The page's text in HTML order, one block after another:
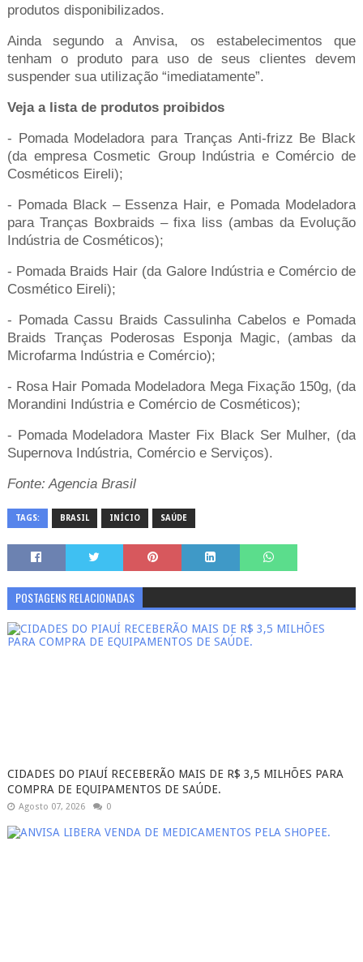
produtos disponibilizados.
Ainda segundo a Anvisa, os estabelecimentos que
tenham o produto para uso de seus clientes devem
suspender sua utilização “imediatamente”.
Veja a lista de produtos proibidos
- Pomada Modeladora para Tranças Anti-frizz Be Black
(da empresa Cosmetic Group Indústria e Comércio de
Cosméticos Eireli);
- Pomada Black – Essenza Hair, e Pomada Modeladora
para Tranças Boxbraids – fixa liss (ambas da Evolução
Indústria de Cosméticos);
- Pomada Braids Hair (da Galore Indústria e Comércio de
Cosmético Eireli);
- Pomada Cassu Braids Cassulinha Cabelos e Pomada
Braids Tranças Poderosas Esponja Magic, (ambas da
Microfarma Indústria e Comércio);
- Rosa Hair Pomada Modeladora Mega Fixação 150g, (da
Morandini Indústria e Comércio de Cosméticos);
- Pomada Modeladora Master Fix Black Ser Mulher, (da
Supernova Indústria, Comércio e Serviços).
Fonte: Agencia Brasil
TAGS: BRASIL INÍCIO SAÚDE
POSTAGENS RELACIONADAS
CIDADES DO PIAUÍ RECEBERÃO MAIS DE R$ 3,5 MILHÕES PARA
COMPRA DE EQUIPAMENTOS DE SAÚDE.
Agosto 07, 2026 0